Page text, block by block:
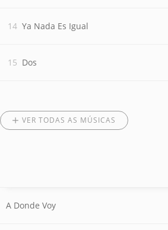
Ya Nada Es Igual
Dos
VER TODAS AS MÚSICAS
A Donde Voy